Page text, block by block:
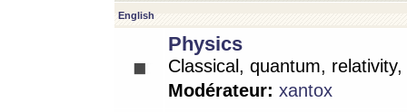
English
Physics
Classical, quantum,
Modérateur: xantox